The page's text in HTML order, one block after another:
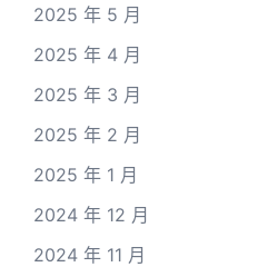
2025 年 5 月
2025 年 4 月
2025 年 3 月
2025 年 2 月
2025 年 1 月
2024 年 12 月
2024 年 11 月